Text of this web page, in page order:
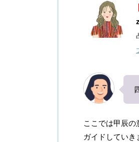
ここでは甲辰
ガイドしていき